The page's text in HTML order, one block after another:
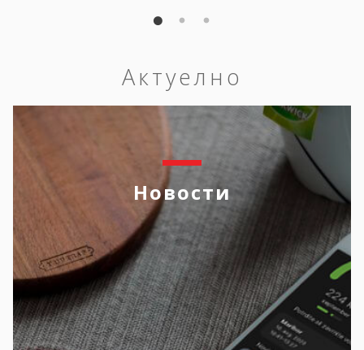
Актуелно
Новости